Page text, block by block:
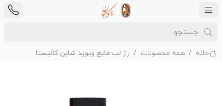
خانه همه محصولات رژ لب مایع ویوید شاین کالیستا